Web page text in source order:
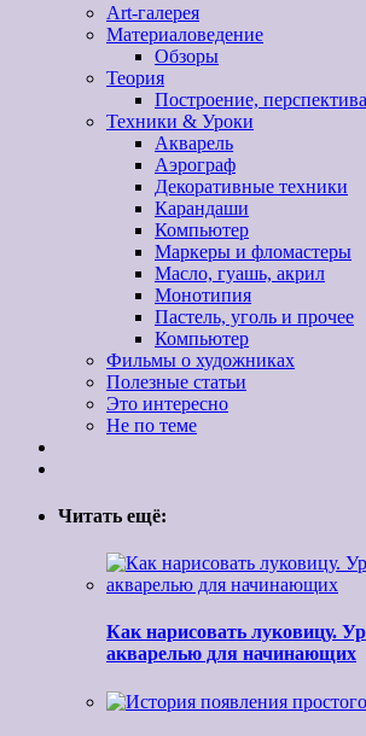
Art-галерея
Материаловедение
Обзоры
Теория
Построение, перспектива
Техники & Уроки
Акварель
Аэрограф
Декоративные техники
Карандаши
Компьютер
Маркеры и фломастеры
Масло, гуашь, акрил
Монотипия
Пастель, уголь и прочее
Компьютер
Фильмы о художниках
Полезные статьи
Это интересно
Не по теме
Читать ещё:
Как нарисовать луковицу.
акварелью для начинающих